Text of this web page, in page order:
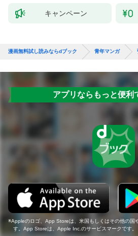
キャンペーン
漫画無料試し読みならdブック 青年マンガ
アプリならもっと便利
Appleのロゴ、App Storeは、米国もしくはその他の国
す。App Storeは、Apple Inc.のサービスマークです。